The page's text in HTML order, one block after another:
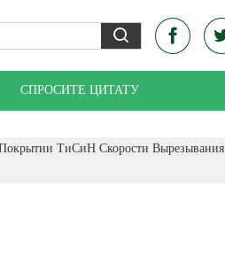
СПРОСИТЕ ЦИТАТУ
ТиСиН Скорости Вырезывания